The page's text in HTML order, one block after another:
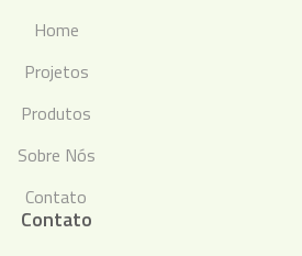
Home
Projetos
Produtos
Sobre Nós
Contato
Contato